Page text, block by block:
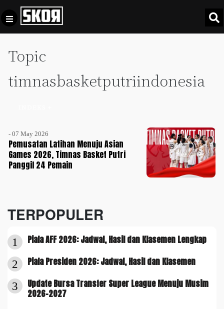
Topic
timnasbasketputriindonesia
- 07 May 2026
Pemusatan Latihan Menuju Asian
Games 2026, Timnas Basket Putri
Panggil 24 Pemain
TERPOPULER
1 Piala AFF 2026: Jadwal, Hasil dan Klasemen Lengkap
2 Piala Presiden 2026: Jadwal, Hasil dan Klasemen
3
Update Bursa Transfer Super League Menuju Musim
2026-2027
Football
Update
Timnas
Indonesia
Video
Privacy
Disclaimer
Tentang